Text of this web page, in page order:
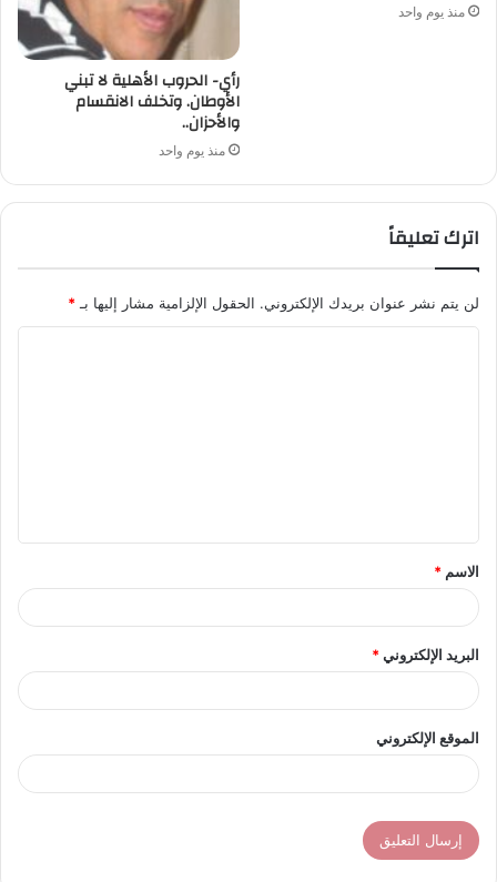
منذ يوم واحد
رأي- الحروب الأهلية لا تبني
الأوطان. وتخلف الانقسام
والأحزان..
منذ يوم واحد
اترك تعليقاً
لن يتم نشر عنوان بريدك الإلكتروني. الحقول الإلزامية مشار إليها بـ *
ق
*
الاسم *
البريد الإلكتروني*
الموقع الإلكتروني